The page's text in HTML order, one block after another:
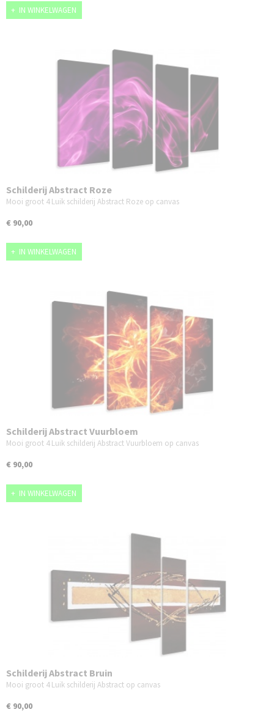
IN WINKELWAGEN
Schilderij Abstract Roze
Mooi groot 4 Luik schilderij Abstract Roze op canvas
€ 90,00
IN WINKELWAGEN
Schilderij Abstract Vuurbloem
Mooi groot 4 Luik schilderij Abstract Vuurbloem op canvas
€ 90,00
IN WINKELWAGEN
Schilderij Abstract Bruin
Mooi groot 4 Luik schilderij Abstract op canvas
€ 90,00